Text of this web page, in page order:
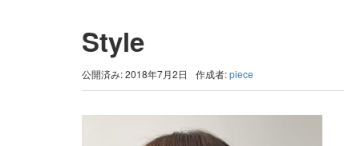
Style
公開済み: 2018年7月2日 作成者:piece